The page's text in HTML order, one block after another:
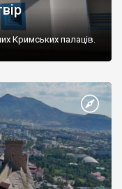
Кримських палаців.